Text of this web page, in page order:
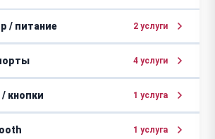
/ питание 2 услуги
от 800 ₽
от 1400 ₽
4 услуги
зарядки от 500 ₽
кнопки 1 услуга
от 890 ₽
1 услуга